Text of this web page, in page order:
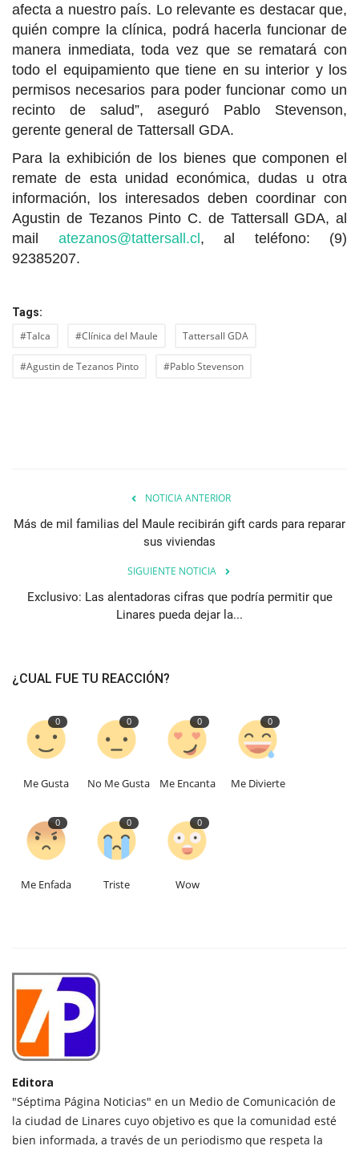
afecta a nuestro país. Lo relevante es destacar que,
quién compre la clínica, podrá hacerla funcionar de
manera inmediata, toda vez que se rematará con
todo el equipamiento que tiene en su interior y los
permisos necesarios para poder funcionar como un
recinto de salud”, aseguró Pablo Stevenson,
gerente general de Tattersall GDA.
Para la exhibición de los bienes que componen el
remate de esta unidad económica, dudas u otra
información, los interesados deben coordinar con
Agustin de Tezanos Pinto C. de Tattersall GDA, al
mail atezanos@tattersall.cl, al teléfono: (9)
92385207.
Tags:
#Talca #Clínica del Maule Tattersall GDA
#Agustin de Tezanos Pinto #Pablo Stevenson
NOTICIA ANTERIOR
Más de mil familias del Maule recibirán gift cards para reparar
sus viviendas
SIGUIENTE NOTICIA
Exclusivo: Las alentadoras cifras que podría permitir que
Linares pueda dejar la...
¿CUAL FUE TU REACCIÓN?
0
Me Gusta
0
No Me Gusta
0
Me Encanta
0
Me Divierte
0
Me Enfada
0
Triste
0
Wow
Editora
"Séptima Página Noticias" en un Medio de Comunicación de
la ciudad de Linares cuyo objetivo es que la comunidad esté
bien informada, a través de un periodismo que respeta la